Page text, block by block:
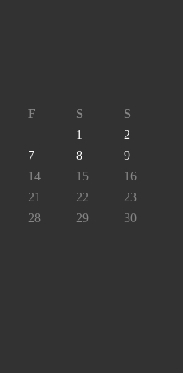
F S
S
1
2
7 8
9
14 15
16
21 22
23
28 29
30